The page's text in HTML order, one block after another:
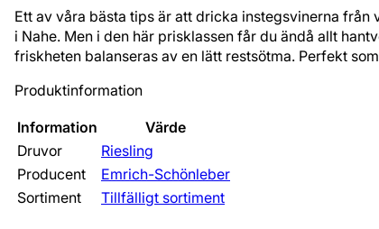
Ett av våra bästa tips är att dricka instegsvinerna från
i Nahe. Men i den här prisklassen får du ändå allt
friskheten balanseras av en lätt restsötma. Perfekt
Produktinformation
Information
Värde
Druvor
Riesling
Producent
Emrich-Schönleber
Sortiment
Tillfälligt sortiment